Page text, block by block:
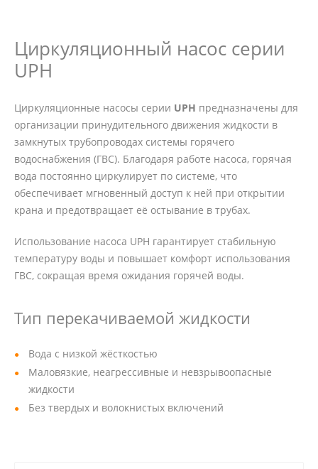
Циркуляционный насос серии
UPH
Циркуляционные насосы серии UPH предназначены для
организации принудительного движения жидкости в
замкнутых трубопроводах системы горячего
водоснабжения (ГВС). Благодаря работе насоса, горячая
вода постоянно циркулирует по системе, что
обеспечивает мгновенный доступ к ней при открытии
крана и предотвращает её остывание в трубах.
Использование насоса UPH гарантирует стабильную
температуру воды и повышает комфорт использования
ГВС, сокращая время ожидания горячей воды.
Тип перекачиваемой жидкости
Вода с низкой жёсткостью
Маловязкие, неагрессивные и невзрывоопасные
жидкости
Без твердых и волокнистых включений